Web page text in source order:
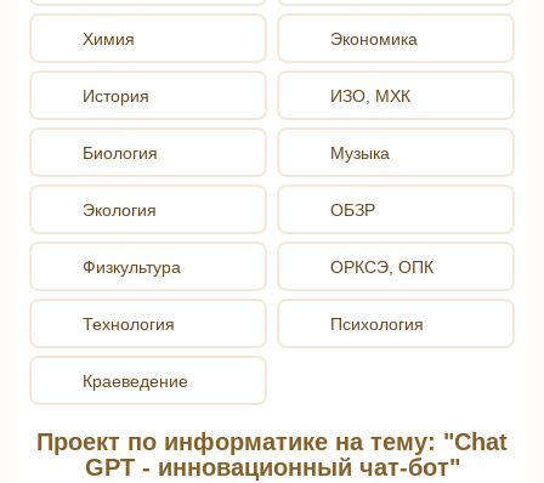
Химия
История
Биология
Экология
Экономика
ИЗО, МХК
Музыка
ОБЗР
Физкультура
Технология
Краеведение
ОРКСЭ, ОПК
Психология
Проект по информатике на тему: "Chat
GPT - инновационный чат-бот"